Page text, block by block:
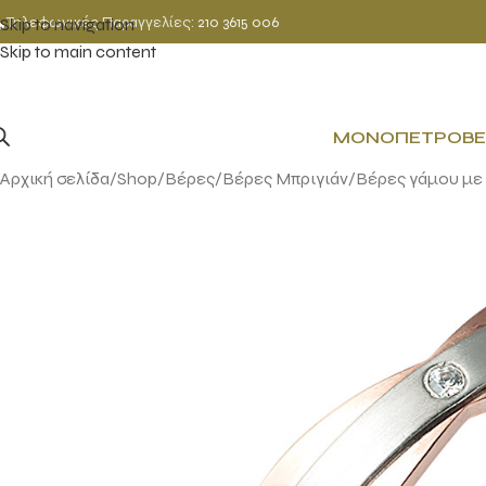
Skip to navigation
Skip to main content
Τηλεφωνικές Παραγγελίες: 210 3615 006
ΜΟΝΌΠΕΤΡΟ
Αρχική σελίδα Shop Βέρες Βέρες Μπριγιάν Βέρες γάμου με